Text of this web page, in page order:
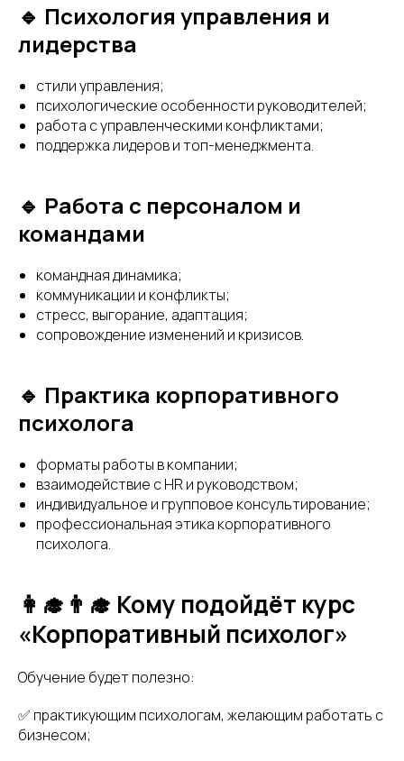
🔹 Психология управления и
лидерства
стили управления;
психологические особенности руководителей;
работа с управленческими конфликтами;
поддержка лидеров и топ-менеджмента.
🔹 Работа с персоналом и
командами
командная динамика;
коммуникации и конфликты;
стресс, выгорание, адаптация;
сопровождение изменений и кризисов.
🔹 Практика корпоративного
психолога
форматы работы в компании;
взаимодействие с HR и руководством;
индивидуальное и групповое консультирование;
профессиональная этика корпоративного
психолога.
👩‍🎓👨‍🎓 Кому подойдёт курс
«Корпоративный психолог»
Обучение будет полезно:
✅ практикующим психологам, желающим работать с
бизнесом;